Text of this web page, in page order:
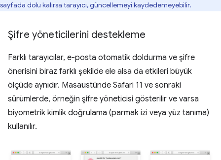
sayfada dolu kalırsa tarayıcı, güncellemeyi kaydedemeyebilir.
Şifre yöneticilerini destekleme
Farklı tarayıcılar, e-posta otomatik doldurma ve şifre
önerisini biraz farklı şekilde ele alsa da etkileri büyük
ölçüde aynıdır. Masaüstünde Safari 11 ve sonraki
sürümlerde, örneğin şifre yöneticisi gösterilir ve varsa
biyometrik kimlik doğrulama (parmak izi veya yüz tanıma)
kullanılır.